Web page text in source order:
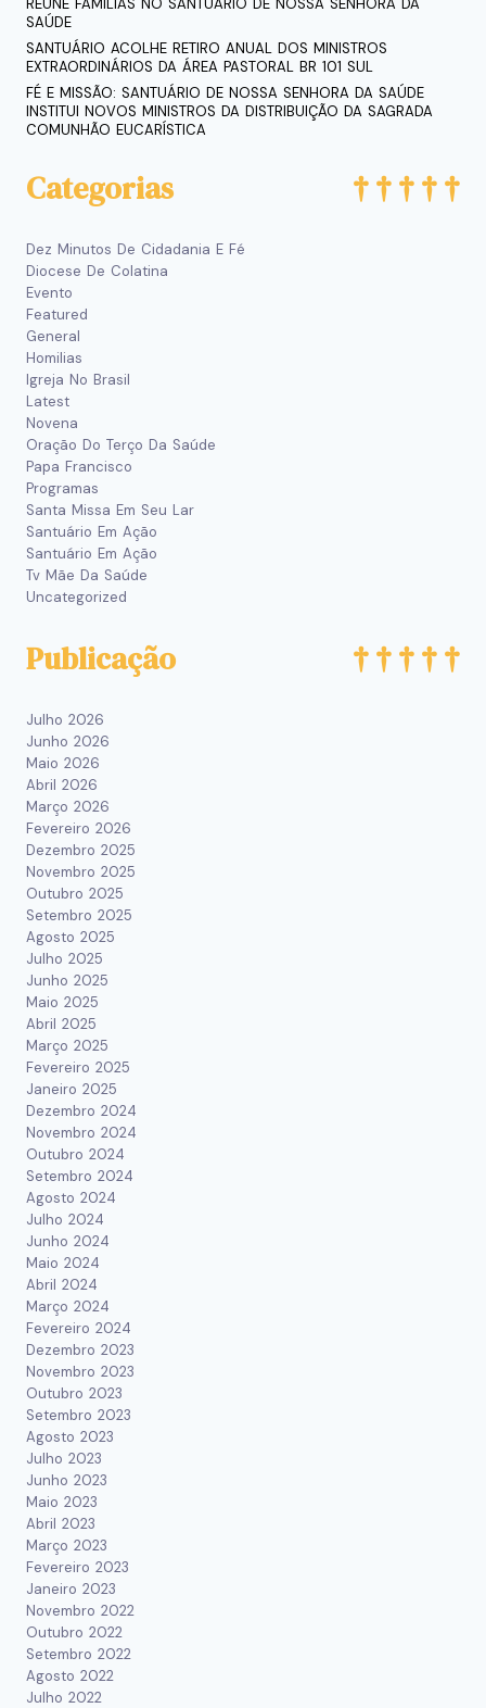
REÚNE FAMÍLIAS NO SANTUÁRIO DE NOSSA SENHORA DA
SAÚDE
SANTUÁRIO ACOLHE RETIRO ANUAL DOS MINISTROS
EXTRAORDINÁRIOS DA ÁREA PASTORAL BR 101 SUL
FÉ E MISSÃO: SANTUÁRIO DE NOSSA SENHORA DA SAÚDE
INSTITUI NOVOS MINISTROS DA DISTRIBUIÇÃO DA SAGRADA
COMUNHÃO EUCARÍSTICA
Categorias
Dez Minutos De Cidadania E Fé
Diocese De Colatina
Evento
Featured
General
Homilias
Igreja No Brasil
Latest
Novena
Oração Do Terço Da Saúde
Papa Francisco
Programas
Santa Missa Em Seu Lar
Santuário Em Ação
Santuário Em Ação
Tv Mãe Da Saúde
Uncategorized
Publicação
Julho 2026
Junho 2026
Maio 2026
Abril 2026
Março 2026
Fevereiro 2026
Dezembro 2025
Novembro 2025
Outubro 2025
Setembro 2025
Agosto 2025
Julho 2025
Junho 2025
Maio 2025
Abril 2025
Março 2025
Fevereiro 2025
Janeiro 2025
Dezembro 2024
Novembro 2024
Outubro 2024
Setembro 2024
Agosto 2024
Julho 2024
Junho 2024
Maio 2024
Abril 2024
Março 2024
Fevereiro 2024
Dezembro 2023
Novembro 2023
Outubro 2023
Setembro 2023
Agosto 2023
Julho 2023
Junho 2023
Maio 2023
Abril 2023
Março 2023
Fevereiro 2023
Janeiro 2023
Novembro 2022
Outubro 2022
Setembro 2022
Agosto 2022
Julho 2022